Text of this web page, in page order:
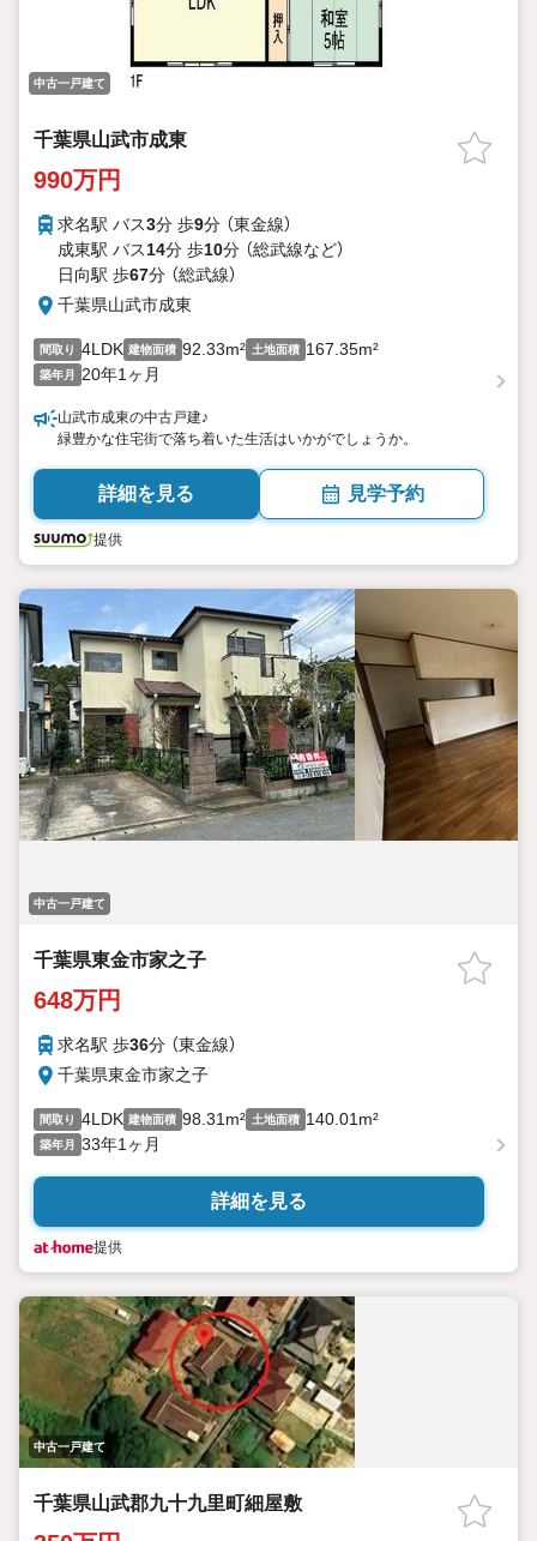
中古一戸建て
千葉県山武市成東
990万円
求名駅 バス3分 歩9分 （東金線）
成東駅 バス14分 歩10分 （総武線など）
日向駅 歩67分 （総武線）
千葉県山武市成東
間取り 4LDK 建物面積 92.33m² 土地面積 167.35m²
築年月 20年1ヶ月
山武市成東の中古戸建♪
緑豊かな住宅街で落ち着いた生活はいかがでしょうか。
詳細を見る 見学予約
提供
中古一戸建て
千葉県東金市家之子
648万円
求名駅 歩36分 （東金線）
千葉県東金市家之子
間取り 4LDK 建物面積 98.31m² 土地面積 140.01m²
築年月 33年1ヶ月
詳細を見る
提供
中古一戸建て
千葉県山武郡九十九里町細屋敷